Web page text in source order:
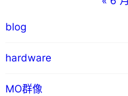
blog
hardware
MO群像